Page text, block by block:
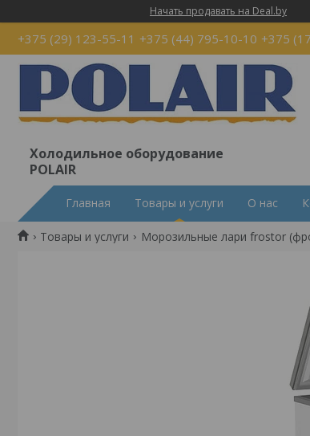
Начать продавать на Deal.by
+375 (29) 123-55-11 +375 (44) 795-10-10 +375
Холодильное оборудование
POLAIR
Главная Товары и услуги О нас
Товары и услуги Морозильные лари frostor